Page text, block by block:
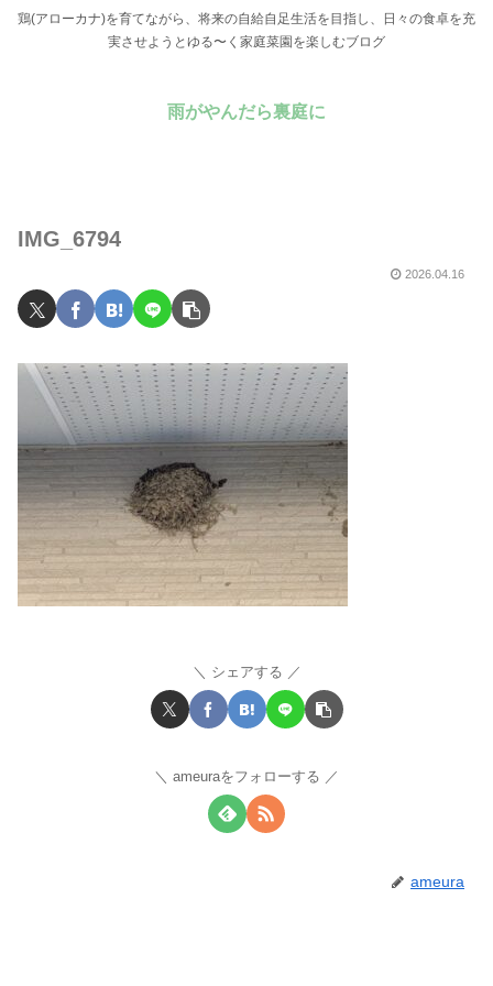
鶏(アローカナ)を育てながら、将来の自給自足生活を目指し、日々の食卓を充
実させようとゆる〜く家庭菜園を楽しむブログ
雨がやんだら裏庭に
IMG_6794
2026.04.16
シェアする
ameuraをフォローする
ameura